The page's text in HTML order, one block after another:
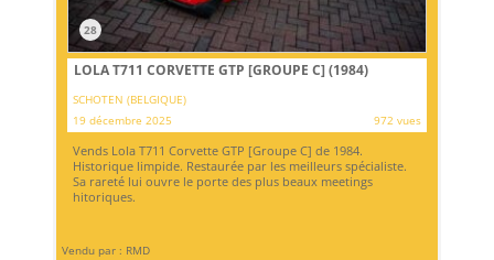
28
LOLA T711 CORVETTE GTP [GROUPE C] (1984)
SCHOTEN (BELGIQUE)
19 décembre 2025
972 vues
Vends Lola T711 Corvette GTP [Groupe C] de 1984.
Historique limpide. Restaurée par les meilleurs spécialiste.
Sa rareté lui ouvre le porte des plus beaux meetings
hitoriques.
Vendu par : RMD